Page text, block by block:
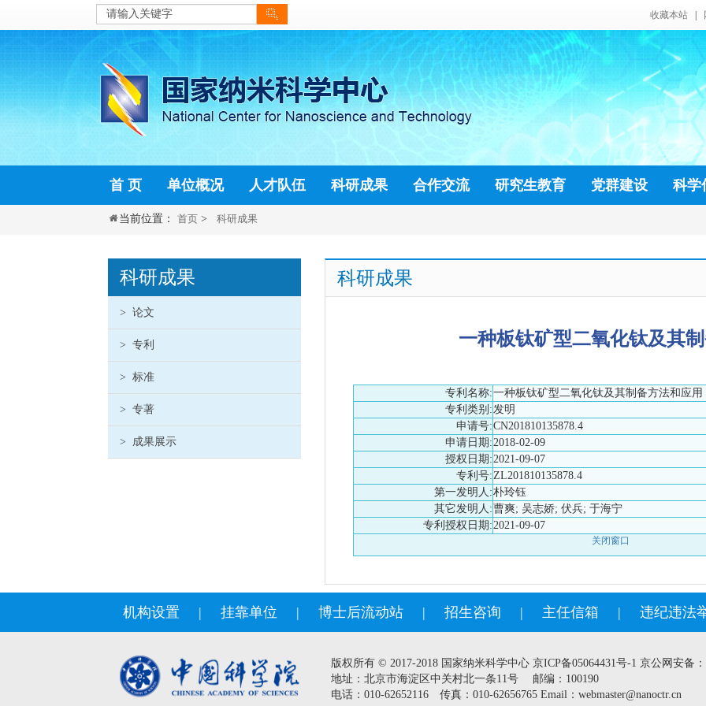
当前位置： 首页 > 科研成果
科研成果
> 论文
> 专利
> 标准
> 专著
> 成果展示
科研成果
一种板钛矿型二氧化钛及其
专利名称:一种板钛矿型二氧化钛及其制备方法和应用
专利类别:发明
申请号:CN201810135878.4
申请日期:2018-02-09
授权日期:2021-09-07
专利号:ZL201810135878.4
第一发明人:朴玲钰
其它发明人:曹爽; 吴志娇; 伏兵; 于海宁
专利授权日期:2021-09-07
关闭窗口